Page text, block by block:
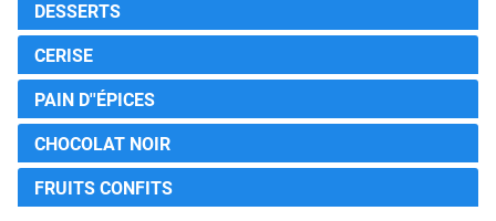
DESSERTS
CERISE
PAIN D''ÉPICES
CHOCOLAT NOIR
FRUITS CONFITS